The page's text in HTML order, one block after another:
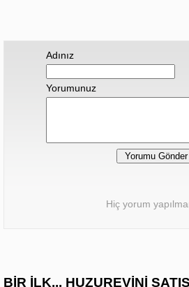
Adınız
Yorumunuz
Hiç yorum
BİR İLK... HUZUREVİNİ